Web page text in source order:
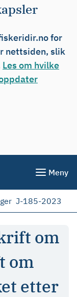
for
nettsiden, slik
Les om hvilke
Meny
J-185-2023
om
om
etter